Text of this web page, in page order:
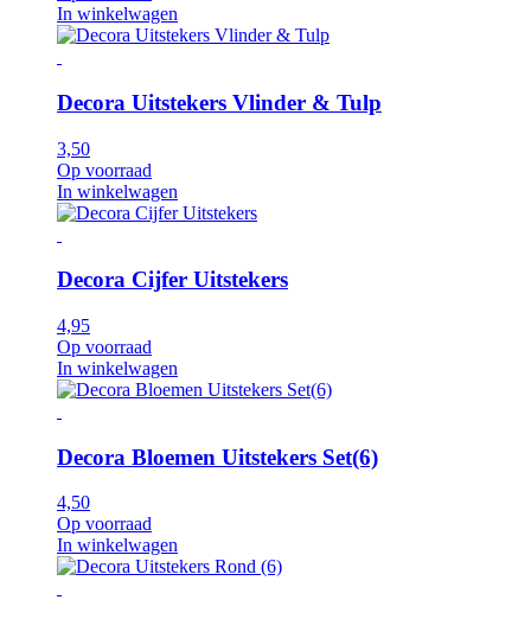
In winkelwagen
Decora Uitstekers Vlinder & Tulp
3,50
Op voorraad
In winkelwagen
Decora Cijfer Uitstekers
4,95
Op voorraad
In winkelwagen
Decora Bloemen Uitstekers Set(6)
4,50
Op voorraad
In winkelwagen